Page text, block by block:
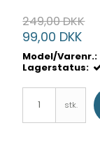
249,00 DKK
99,00 DKK
Model/Varenr.:
Lagerstatus:
stk.